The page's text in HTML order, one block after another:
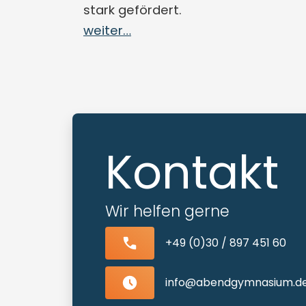
stark gefördert.
weiter…
Kontakt
Wir helfen gerne
+49 (0)30 / 897 451 60